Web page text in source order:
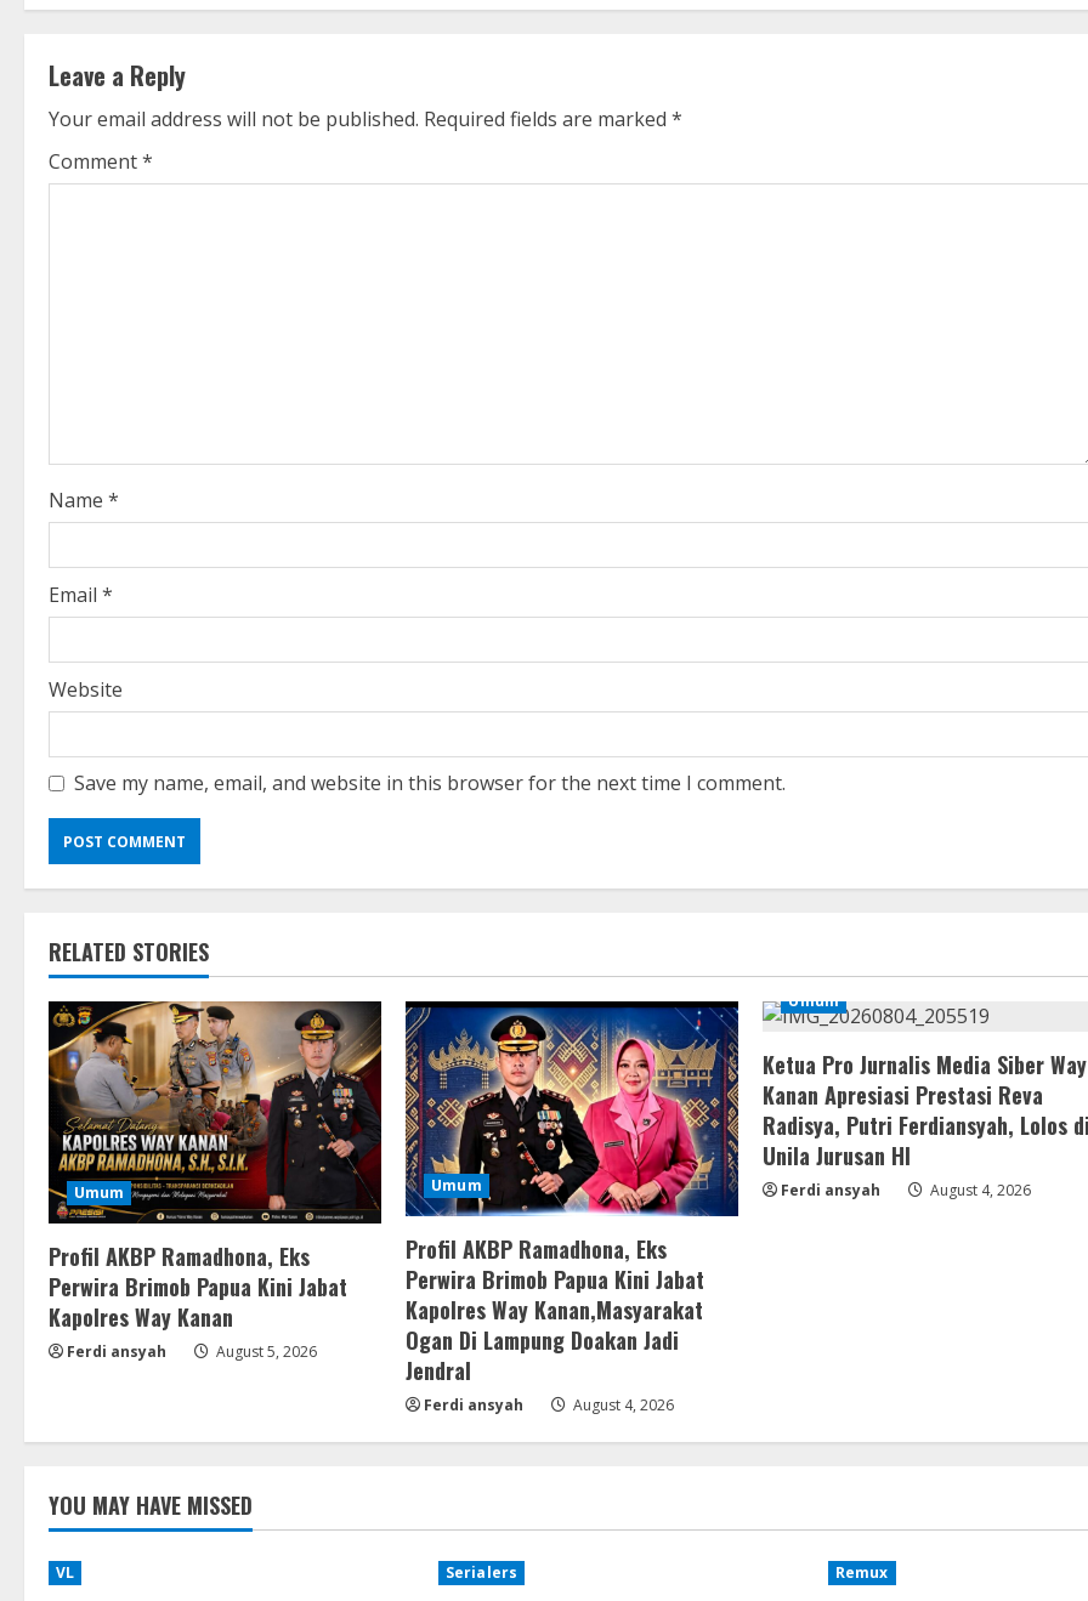
i
n
u
d
i
n
g
Leave a Reply
Your email address will not be published. Required fields are marked *
Comment*
Name *
Email *
Website
Save my name, email, and website in this browser for the next time I comment.
RELATED STORIES
Umum
Profil AKBP Ramadhona, Eks
Perwira Brimob Papua Kini Jabat
Kapolres Way Kanan
Ferdi ansyah August 5, 2026
Umum
Profil AKBP Ramadhona, Eks
Perwira Brimob Papua Kini Jabat
Kapolres Way Kanan,Masyarakat
Ogan Di Lampung Doakan Jadi
Jendral
Ferdi ansyah August 4, 2026
Umum
Ketua Pro Jurnalis Media Siber Way
Kanan Apresiasi Prestasi Reva
Radisya, Putri Ferdiansyah, Lolos di
Unila Jurusan HI
Ferdi ansyah August 4, 2026
YOU MAY HAVE MISSED
VL Serialers Remux